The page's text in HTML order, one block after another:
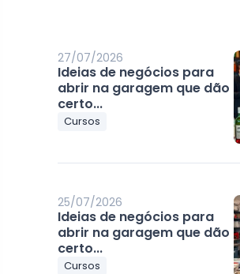
27/07/2026
Ideias de negócios para
abrir na garagem que dão
certo...
Cursos
25/07/2026
Ideias de negócios para
abrir na garagem que dão
certo...
Cursos